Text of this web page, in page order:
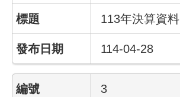
相
關
連
結
申
113年決算資料
114-04-28
3